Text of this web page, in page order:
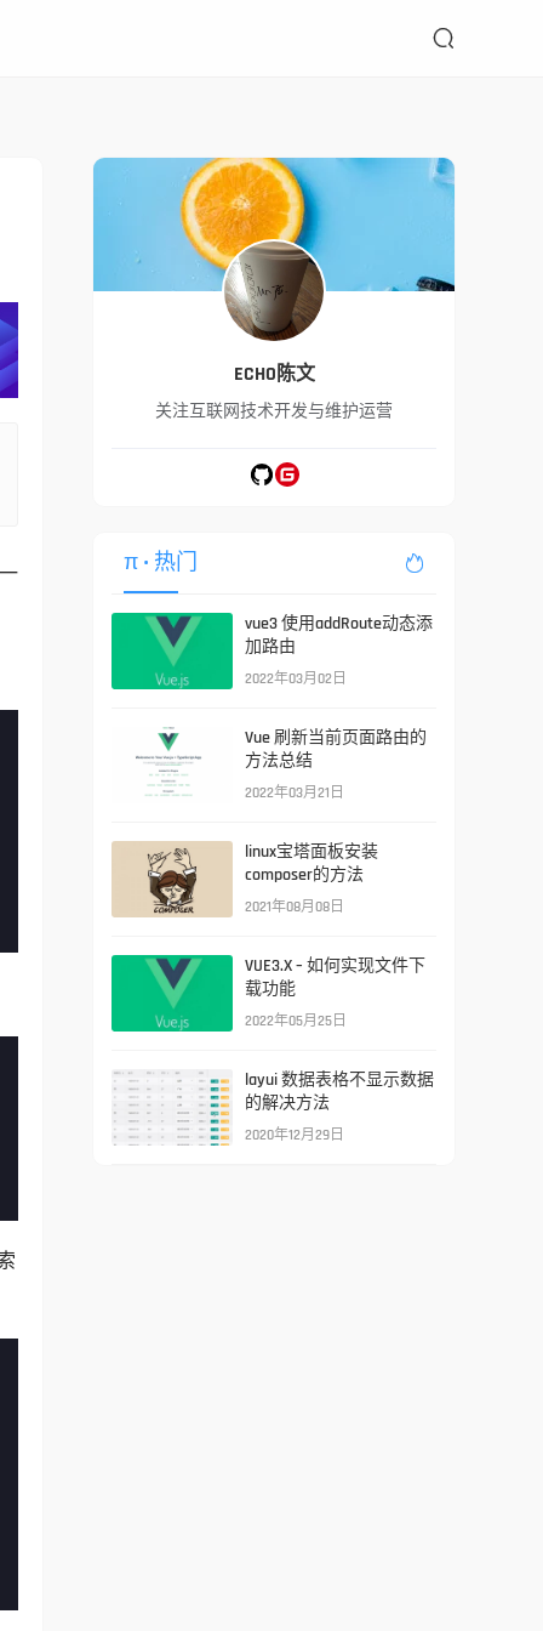

ECHO陈文
关注互联网技术开发与维护运营
π • 热门 
vue3 使用addRoute动态添
加路由
2022年03月02日
Vue 刷新当前页面路由的
方法总结
2022年03月21日
linux宝塔面板安装
composer的方法
2021年08月08日
VUE3.X – 如何实现文件下
载功能
2022年05月25日
layui 数据表格不显示数据
的解决方法
2020年12月29日